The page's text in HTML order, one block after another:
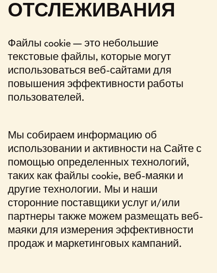
ОТСЛЕЖИВАНИЯ
Файлы cookie — это небольшие
текстовые файлы, которые могут
использоваться веб-сайтами для
повышения эффективности работы
пользователей.
Мы собираем информацию об
использовании и активности на Сайте с
помощью определенных технологий,
таких как файлы cookie, веб-маяки и
другие технологии. Мы и наши
сторонние поставщики услуг и/или
партнеры также можем размещать веб-
маяки для измерения эффективности
продаж и маркетинговых кампаний.